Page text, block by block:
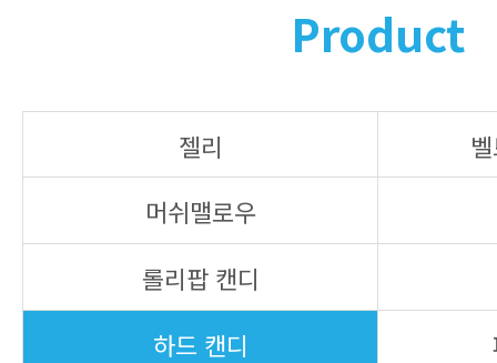
Product
젤리
머쉬맬로우
롤리팝 캔디
하드 캔디